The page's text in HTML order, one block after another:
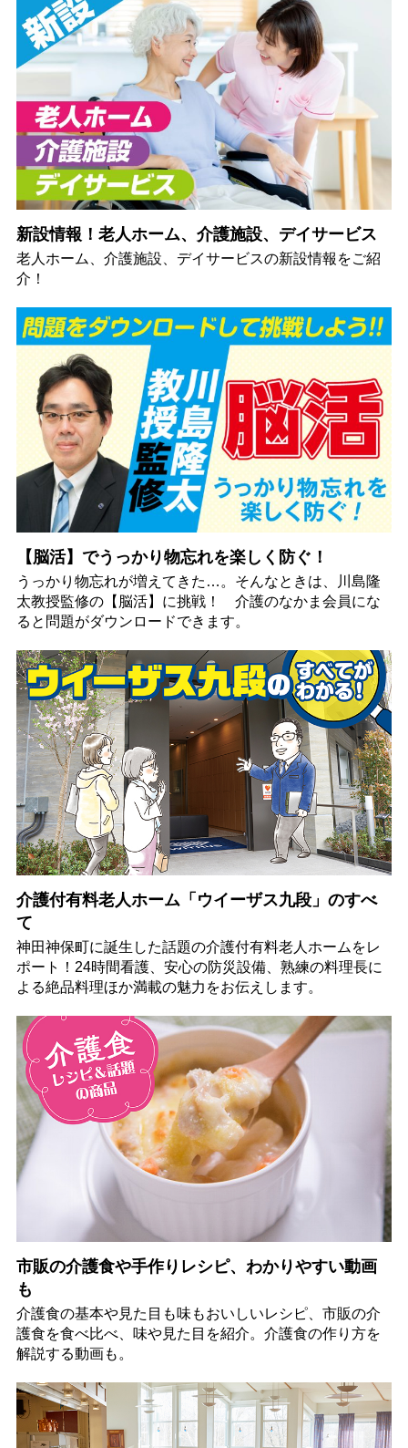
新設情報！老人ホーム、介護施設、デイサービス
老人ホーム、介護施設、デイサービスの新設情報をご紹
介！
【脳活】でうっかり物忘れを楽しく防ぐ！
うっかり物忘れが増えてきた…。そんなときは、川島隆
太教授監修の【脳活】に挑戦！ 介護のなかま会員にな
ると問題がダウンロードできます。
介護付有料老人ホーム「ウイーザス九段」のすべ
て
神田神保町に誕生した話題の介護付有料老人ホームをレ
ポート！24時間看護、安心の防災設備、熟練の料理長に
よる絶品料理ほか満載の魅力をお伝えします。
市販の介護食や手作りレシピ、わかりやすい動画
も
介護食の基本や見た目も味もおいしいレシピ、市販の介
護食を食べ比べ、味や見た目を紹介。介護食の作り方を
解説する動画も。